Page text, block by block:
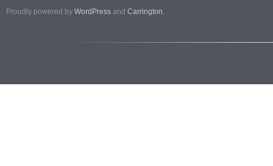
Proudly powered by WordPress and Carrington.